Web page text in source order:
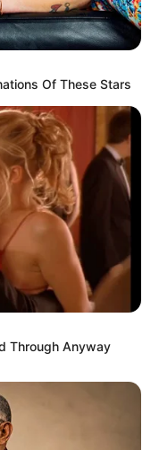
Of These Stars
Through Anyway